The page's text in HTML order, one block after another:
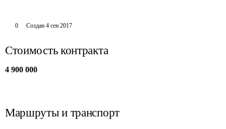
0 Создан 4 сен 2017
Стоимость контракта
4 900 000
Маршруты и транспорт